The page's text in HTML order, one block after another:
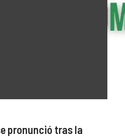
pronunció tras la